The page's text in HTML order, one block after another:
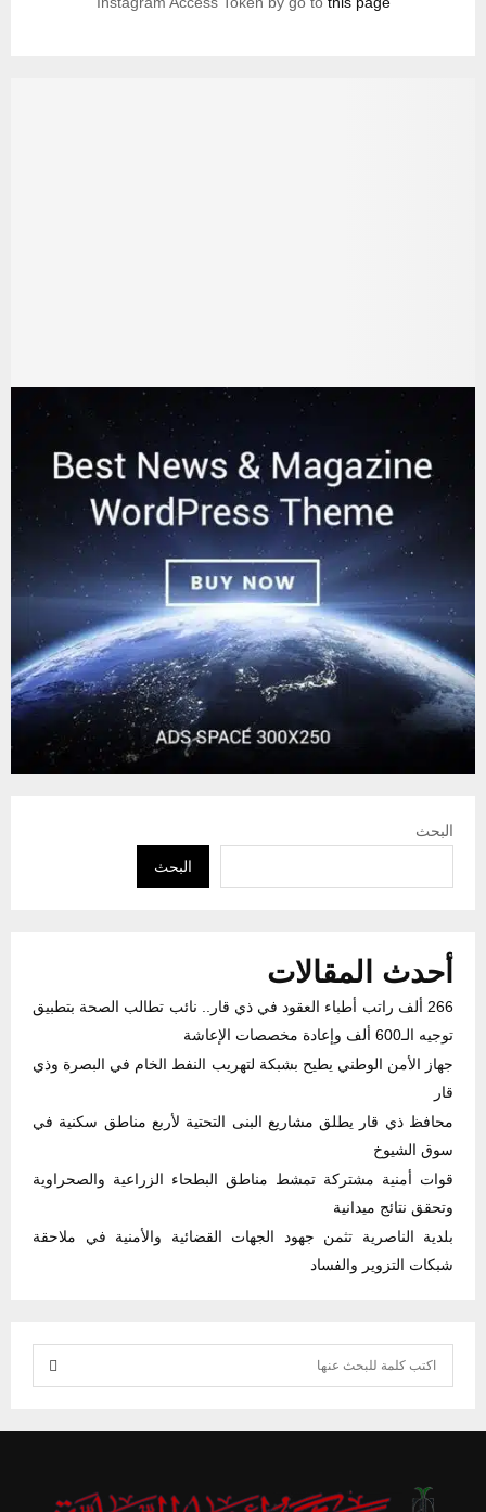
البحث
البحث
أحدث المقالات
266 ألف راتب أطباء العقود في ذي قار.. نائب تطالب الصحة بتطبيق
توجيه الـ600 ألف وإعادة مخصصات الإعاشة
جهاز الأمن الوطني يطيح بشبكة لتهريب النفط الخام في البصرة وذي
قار
محافظ ذي قار يطلق مشاريع البنى التحتية لأربع مناطق سكنية في
سوق الشيوخ
قوات أمنية مشتركة تمشط مناطق البطحاء الزراعية والصحراوية
وتحقق نتائج ميدانية
بلدية الناصرية تثمن جهود الجهات القضائية والأمنية في ملاحقة
شبكات التزوير والفساد
e